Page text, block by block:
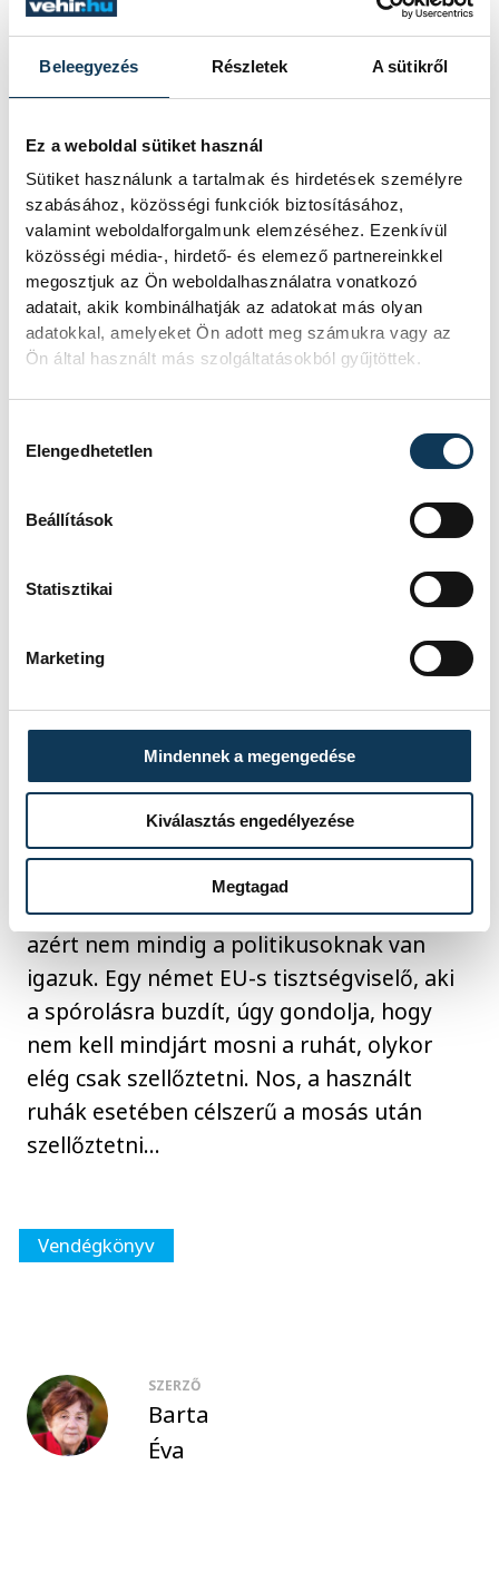
Beleegyezés Részletek A sütikről
Ez a weboldal sütiket használ
Sütiket használunk a tartalmak és hirdetések személyre
szabásához, közösségi funkciók biztosításához,
valamint weboldalforgalmunk elemzéséhez. Ezenkívül
közösségi média-, hirdető- és elemező partnereinkkel
megosztjuk az Ön weboldalhasználatra vonatkozó
adatait, akik kombinálhatják az adatokat más olyan
adatokkal, amelyeket Ön adott meg számukra vagy az
Ön által használt más szolgáltatásokból gyűjtöttek.
Elengedhetetlen
Beállítások
Statisztikai
Marketing
Mindennek a megengedése
Kiválasztás engedélyezése
Megtagad
kendők érkeztek?
Telítődött a piac, és a háztatások zöme is.
Néha még a szemetes konténerekből is jó
állapotú kabátok, nadrágok lógnak ki.
Kellett a hely az újabbaknak. A
környezetvédők már többször meghúzták
a vészharangot, hogy eláraszt bennünket a
pocsékolunk, szennyezzük a földet. Ennek
szomszédunkban is nagyot lök az árakon.
Spórolni kell, mondják a politikusok és
érezzük ezt a háztartásunkban is.
Felértékelődik, amink van és örülünk, ha
leértékelve vehetjük, ami hiányzik. Persze
azért nem mindig a politikusoknak van
igazuk. Egy német EU-s tisztségviselő, aki
a spórolásra buzdít, úgy gondolja, hogy
nem kell mindjárt mosni a ruhát, olykor
elég csak szellőztetni. Nos, a használt
ruhák esetében célszerű a mosás után
szellőztetni…
Vendégkönyv
SZERZŐ
Barta
Éva